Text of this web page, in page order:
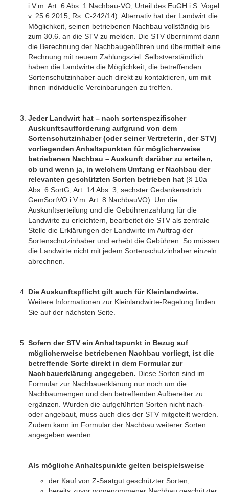
i.V.m. Art. 6 Abs. 1 Nachbau-VO; Urteil des EuGH i.S. Vogel
v. 25.6.2015, Rs. C-242/14). Alternativ hat der Landwirt die
Möglichkeit, seinen betriebenen Nachbau vollständig bis
zum 30.6. an die STV zu melden. Die STV übernimmt dann
die Berechnung der Nachbaugebühren und übermittelt eine
Rechnung mit neuem Zahlungsziel. Selbstverständlich
haben die Landwirte die Möglichkeit, die betreffenden
Sortenschutzinhaber auch direkt zu kontaktieren, um mit
ihnen individuelle Vereinbarungen zu treffen.
Jeder Landwirt hat – nach sortenspezifischer
Auskunftsaufforderung aufgrund von dem
Sortenschutzinhaber (oder seiner Vertreterin, der STV)
vorliegenden Anhaltspunkten für möglicherweise
betriebenen Nachbau – Auskunft darüber zu erteilen,
ob und wenn ja, in welchem Umfang er Nachbau der
relevanten geschützten Sorten betrieben hat (§ 10a
Abs. 6 SortG, Art. 14 Abs. 3, sechster Gedankenstrich
GemSortVO i.V.m. Art. 8 NachbauVO). Um die
Auskunftserteilung und die Gebührenzahlung für die
Landwirte zu erleichtern, bearbeitet die STV als zentrale
Stelle die Erklärungen der Landwirte im Auftrag der
Sortenschutzinhaber und erhebt die Gebühren. So müssen
die Landwirte nicht mit jedem Sortenschutzinhaber einzeln
abrechnen.
Die Auskunftspflicht gilt auch für Kleinlandwirte.
Weitere Informationen zur Kleinlandwirte-Regelung finden
Sie auf der nächsten Seite.
Sofern der STV ein Anhaltspunkt in Bezug auf
möglicherweise betriebenen Nachbau vorliegt, ist die
betreffende Sorte direkt in dem Formular zur
Nachbauerklärung angegeben. Diese Sorten sind im
Formular zur Nachbauerklärung nur noch um die
Nachbaumengen und den betreffenden Aufbereiter zu
ergänzen. Wurden die aufgeführten Sorten nicht nach-
oder angebaut, muss auch dies der STV mitgeteilt werden.
Zudem kann im Formular der Nachbau weiterer Sorten
angegeben werden.
Als mögliche Anhaltspunkte gelten beispielsweise
der Kauf von Z-Saatgut geschützter Sorten,